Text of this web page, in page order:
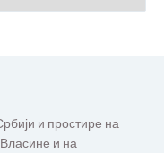
и простире на
и на